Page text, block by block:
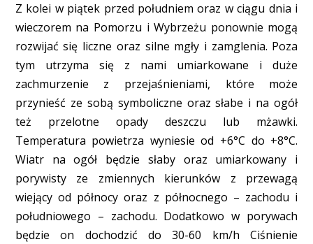
Z kolei w piątek przed południem oraz w ciągu dnia i
wieczorem na Pomorzu i Wybrzeżu ponownie mogą
rozwijać się liczne oraz silne mgły i zamglenia. Poza
tym utrzyma się z nami umiarkowane i duże
zachmurzenie z przejaśnieniami, które może
przynieść ze sobą symboliczne oraz słabe i na ogół
też przelotne opady deszczu lub mżawki.
Temperatura powietrza wyniesie od +6°C do +8°C.
Wiatr na ogół będzie słaby oraz umiarkowany i
porywisty ze zmiennych kierunków z przewagą
wiejący od północy oraz z północnego – zachodu i
południowego – zachodu. Dodatkowo w porywach
będzie on dochodzić do 30-60 km/h Ciśnienie